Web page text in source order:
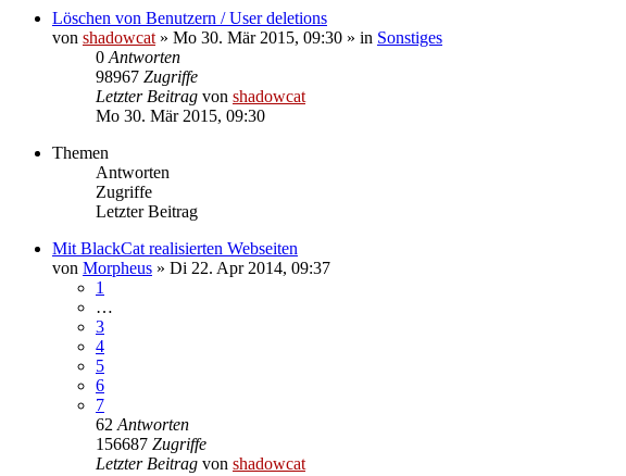
Löschen von Benutzern / User deletions
von shadowcat » Mo 30. Mär 2015, 09:30 » in Sonstiges
0 Antworten
98967 Zugriffe
Letzter Beitrag von shadowcat
Mo 30. Mär 2015, 09:30
Themen
Antworten
Zugriffe
Letzter Beitrag
Mit BlackCat realisierten Webseiten
von Morpheus » Di 22. Apr 2014, 09:37
1
…
3
4
5
6
7
62 Antworten
156687 Zugriffe
Letzter Beitrag von shadowcat